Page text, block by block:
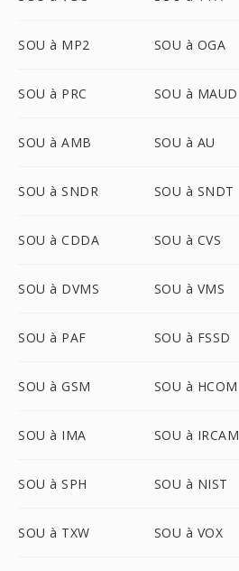
SOU à MP2 SOU à OGA
SOU à PRC SOU à MAUD
SOU à AMB SOU à AU
SOU à SNDR SOU à SNDT
SOU à CDDA SOU à CVS
SOU à DVMS SOU à VMS
SOU à PAF SOU à FSSD
SOU à GSM SOU à HCOM
SOU à IMA SOU à IRCAM
SOU à SPH SOU à NIST
SOU à TXW SOU à VOX